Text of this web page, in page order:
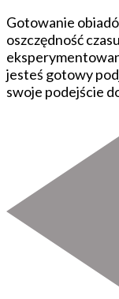
Gotowanie
oszczędność
jesteś gotowy
swoje podejście